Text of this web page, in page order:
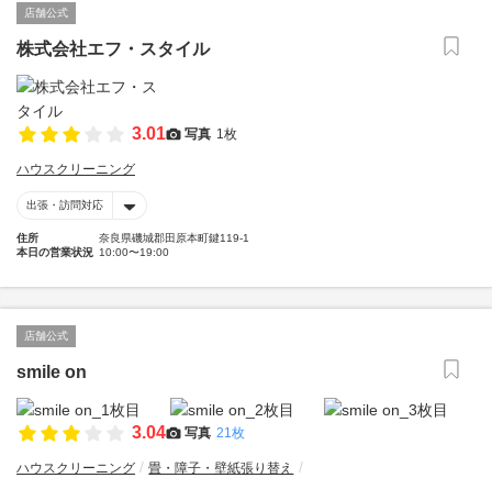
店舗公式
株式会社エフ・スタイル
3.01 写真 1枚
ハウスクリーニング
出張・訪問対応
住所
奈良県磯城郡田原本町鍵119-1
本日の営業状況 10:00〜19:00
店舗公式
smile on
3.04 写真 21枚
ハウスクリーニング 畳・障子・壁紙張り替え